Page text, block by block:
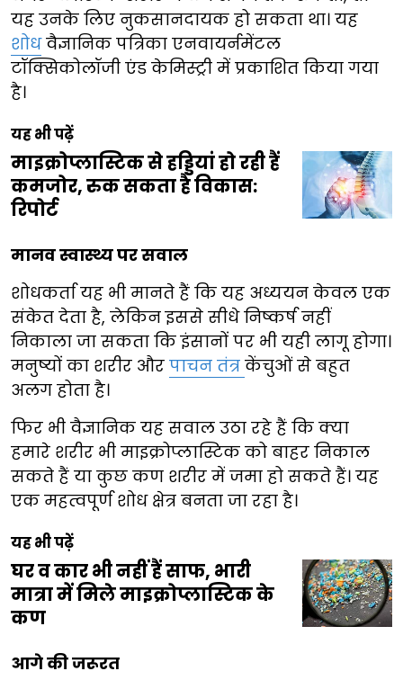
यह उनके लिए नुकसानदायक हो सकता था। यह
शोधवैज्ञानिक पत्रिका एनवायर्नमेंटल
टॉक्सिकोलॉजी एंड केमिस्ट्री में प्रकाशित किया गया
है।
यह भी पढ़ें
माइक्रोप्लास्टिक से हड्डियां हो रही हैं
कमजोर, रुक सकता है विकास:
रिपोर्ट
मानव स्वास्थ्य पर सवाल
शोधकर्ता यह भी मानते हैं कि यह अध्ययन केवल एक
संकेत देता है, लेकिन इससे सीधे निष्कर्ष नहीं
निकाला जा सकता कि इंसानों पर भी यही लागू होगा।
मनुष्यों का शरीर और पाचन तंत्र केंचुओं से बहुत
अलग होता है।
फिर भी वैज्ञानिक यह सवाल उठा रहे हैं कि क्या
हमारे शरीर भी माइक्रोप्लास्टिक को बाहर निकाल
सकते हैं या कुछ कण शरीर में जमा हो सकते हैं। यह
एक महत्वपूर्ण शोध क्षेत्र बनता जा रहा है।
यह भी पढ़ें
घर व कार भी नहीं हैं साफ, भारी
मात्रा में मिले माइक्रोप्लास्टिक के
कण
आगे की जरूरत